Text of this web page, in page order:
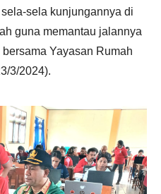
sela kunjungannya di
guna memantau jalannya
Yayasan Rumah
3/2024).